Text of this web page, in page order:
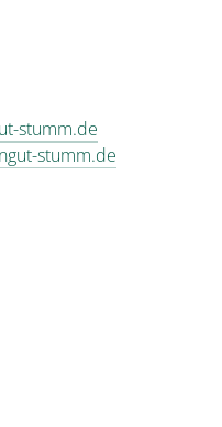
stumm.de
stumm.de